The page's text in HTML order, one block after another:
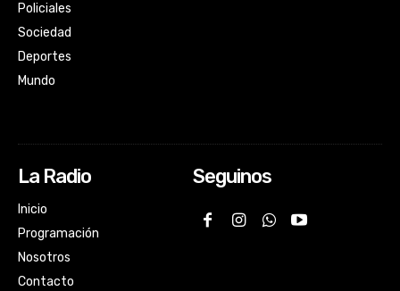
Policiales
Sociedad
Deportes
Mundo
La Radio
Inicio
Programación
Nosotros
Contacto
Seguinos